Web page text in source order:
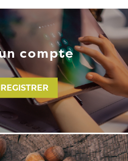
compte